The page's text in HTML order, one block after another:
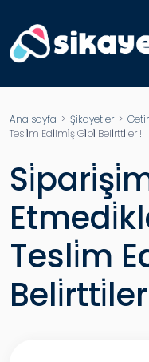
Ana sayfa > Şikayetler>
Tesli̇m Edi̇lmi̇ş Gi̇bi̇ Beli̇rtti̇ler !
Tesli̇m